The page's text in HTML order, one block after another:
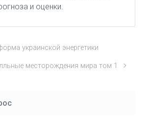
и оценки.
украинской энергетики
месторождения мира том 1